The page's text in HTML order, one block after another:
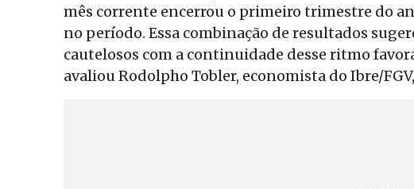
mês corrente encerrou o primeiro trimestre do
no período. Essa combinação de resultados
cautelosos com a continuidade desse ritmo
avaliou Rodolpho Tobler, economista do Ibre/